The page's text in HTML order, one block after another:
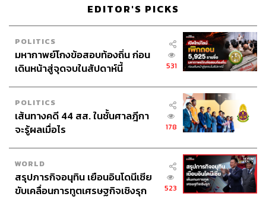
EDITOR'S PICKS
POLITICS
มหากาพย์โกงข้อสอบท้องถิ่น ก่อน
เดินหน้าสู่จุดจบในสัปดาห์นี้
531
POLITICS
เส้นทางคดี 44 สส. ในชั้นศาลฎีกา
จะรู้ผลเมื่อไร
178
WORLD
สรุปภารกิจอนุทิน เยือนอินโดนีเซีย
ขับเคลื่อนการทูตเศรษฐกิจเชิงรุก
523